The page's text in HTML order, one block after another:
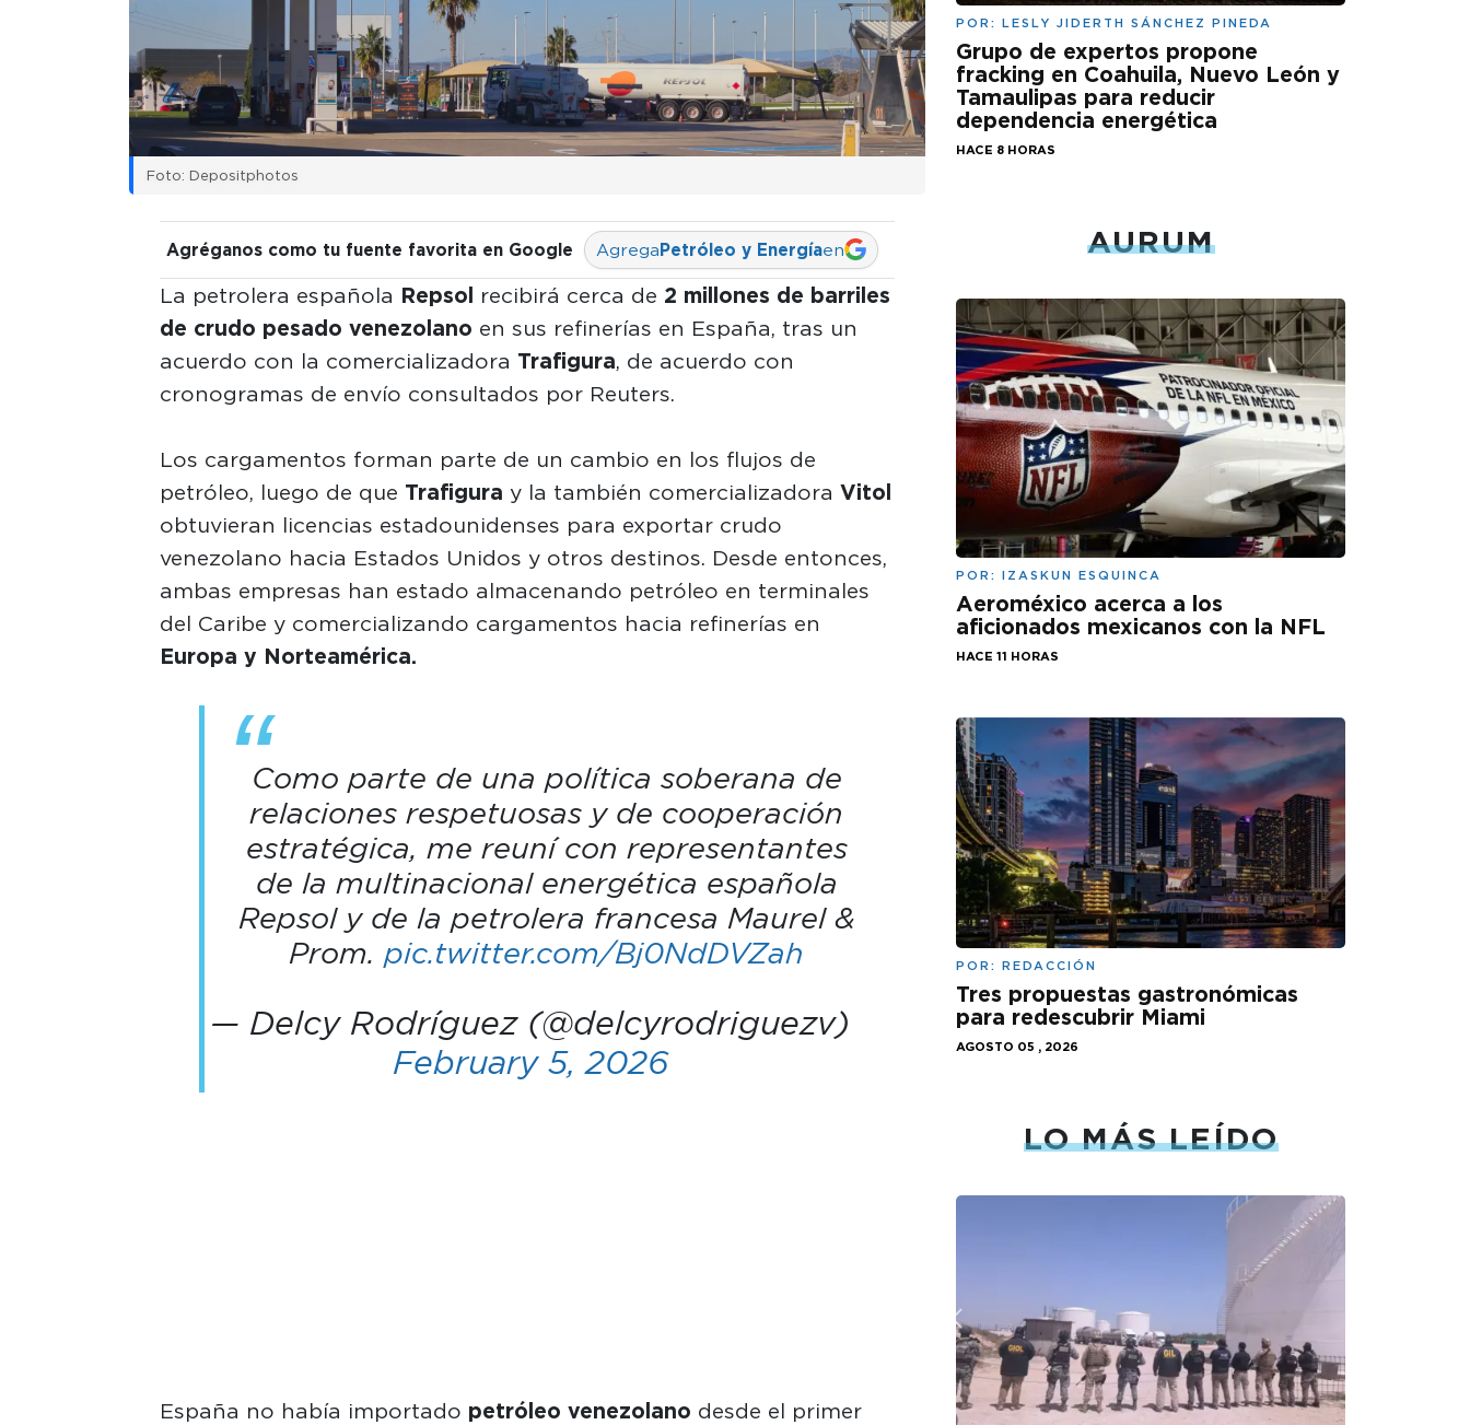
Foto: Depositphotos
Agréganos como tu fuente favorita en Google AgregaPetróleo y Energíaen
La petrolera española Repsol recibirá cerca de 2 millones de barriles
de crudo pesado venezolano en sus refinerías en España, tras un
acuerdo con la comercializadora Trafigura, de acuerdo con
cronogramas de envío consultados por Reuters.
Los cargamentos forman parte de un cambio en los flujos de
petróleo, luego de que Trafigura y la también comercializadora Vitol
obtuvieran licencias estadounidenses para exportar crudo
venezolano hacia Estados Unidos y otros destinos. Desde entonces,
ambas empresas han estado almacenando petróleo en terminales
del Caribe y comercializando cargamentos hacia refinerías en
Europa y Norteamérica.
Como parte de una política soberana de
relaciones respetuosas y de cooperación
estratégica, me reuní con representantes
de la multinacional energética española
Repsol y de la petrolera francesa Maurel &
Prom. pic.twitter.com/Bj0NdDVZah
— Delcy Rodríguez (@delcyrodriguezv)
February 5, 2026
España no había importado petróleo venezolano desde el primer
POR: LESLY JIDERTH SÁNCHEZ PINEDA
Grupo de expertos propone
fracking en Coahuila, Nuevo León y
Tamaulipas para reducir
dependencia energética
HACE 8 HORAS
AURUM
POR: IZASKUN ESQUINCA
Aeroméxico acerca a los
aficionados mexicanos con la NFL
HACE 11 HORAS
POR: REDACCIÓN
Tres propuestas gastronómicas
para redescubrir Miami
AGOSTO 05 , 2026
LO MÁS LEÍDO